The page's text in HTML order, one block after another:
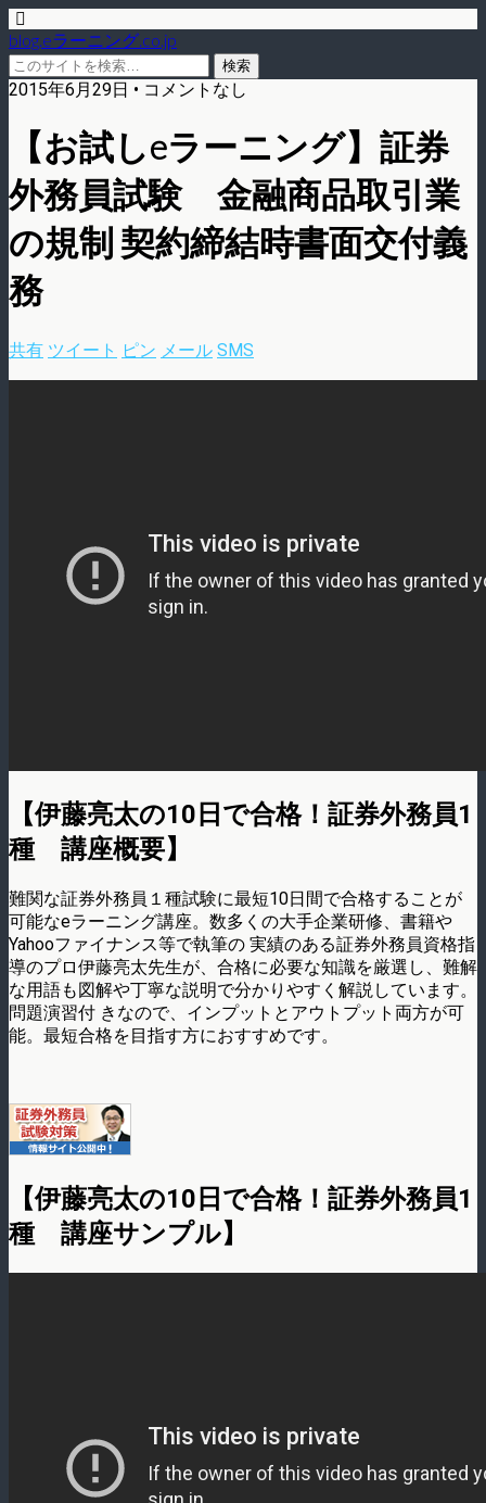
blog.eラーニング.co.jp
2015年6月29日 • コメントなし
【お試しeラーニング】証券
外務員試験 金融商品取引業
の規制 契約締結時書面交付義
務
共有 ツイート ピン メール SMS
【伊藤亮太の10日で合格！証券外務員1
種 講座概要】
難関な証券外務員１種試験に最短10日間で合格することが
可能なeラーニング講座。数多くの大手企業研修、書籍や
Yahooファイナンス等で執筆の 実績のある証券外務員資格指
導のプロ伊藤亮太先生が、合格に必要な知識を厳選し、難解
な用語も図解や丁寧な説明で分かりやすく解説しています。
問題演習付 きなので、インプットとアウトプット両方が可
能。最短合格を目指す方におすすめです。
【伊藤亮太の10日で合格！証券外務員1
種 講座サンプル】